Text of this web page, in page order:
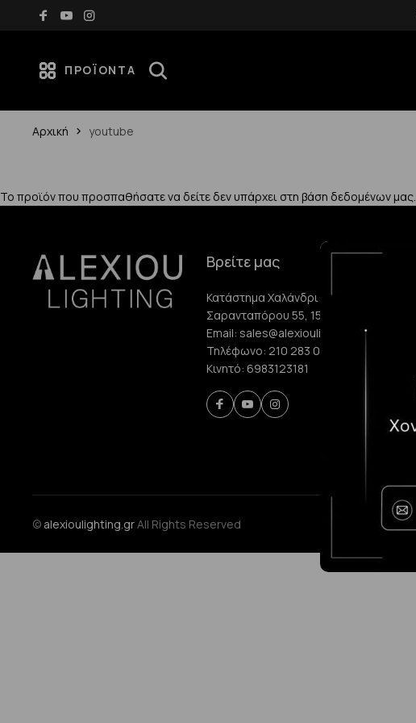
Δωρεάν μεταφορικά για αγορές άνω των 70€
ΠΡΟΪΌΝΤΑ
Αρχική youtube
Το προϊόν που προσπαθήσατε να δείτε δεν υπάρχει στη βάση δεδομένων μας.
Βρείτε μας
Κατάστημα Χαλάνδρι:
Σαρανταπόρου 55, 15232, Χαλάνδρι
Email: sales@alexioulighting.gr
Τηλέφωνο: 210 283 0072
Κινητό: 6983123181
© alexioulighting.grAll Rights Reserved